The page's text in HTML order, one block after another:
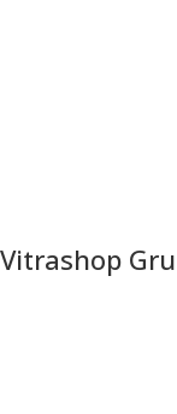
Vitrashop